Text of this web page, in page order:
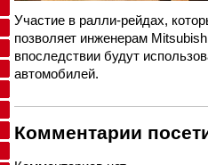
Участие в ралли-рейдах,
позволяет инженерам
впоследствии будут
автомобилей.
Комментарии